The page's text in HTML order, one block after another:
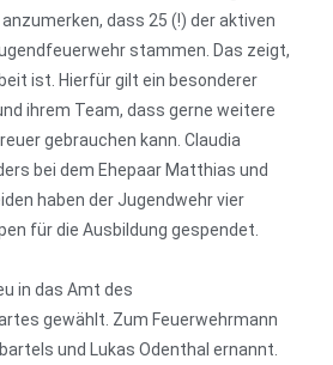
dass 25 (!) der aktiven
stammen. Das zeigt,
ist. Hierfür gilt ein besonderer
ihrem Team, dass gerne weitere
gebrauchen kann. Claudia
bei dem Ehepaar Matthias und
haben der Jugendwehr vier
für die Ausbildung gespendet.
in das Amt des
gewählt. Zum Feuerwehrmann
und Lukas Odenthal ernannt.